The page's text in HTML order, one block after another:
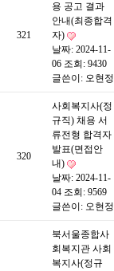
321
용 공고 결과
안내(최종합격
자)
날짜: 2024-11-
06 조회: 9430
글쓴이: 오현정
320
사회복지사(정
규직) 채용 서
류전형 합격자
발표(면접안
내)
날짜: 2024-11-
04 조회: 9569
글쓴이: 오현정
북서울종합사
회복지관 사회
복지사(정규